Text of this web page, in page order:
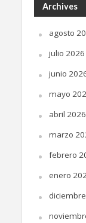
Archives
agosto
julio 2026
junio
mayo
abril 2026
marzo
febrero
enero